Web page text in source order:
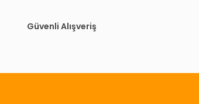
Güvenli Alışveriş